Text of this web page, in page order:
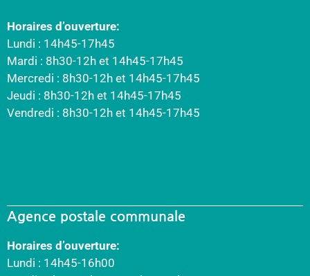
Horaires d’ouverture:
Lundi : 14h45-17h45
Mardi : 8h30-12h et 14h45-17h45
Mercredi : 8h30-12h et 14h45-17h45
Jeudi : 8h30-12h et 14h45-17h45
Vendredi : 8h30-12h et 14h45-17h45
Agence postale communale
Horaires d’ouverture:
Lundi : 14h45-16h00